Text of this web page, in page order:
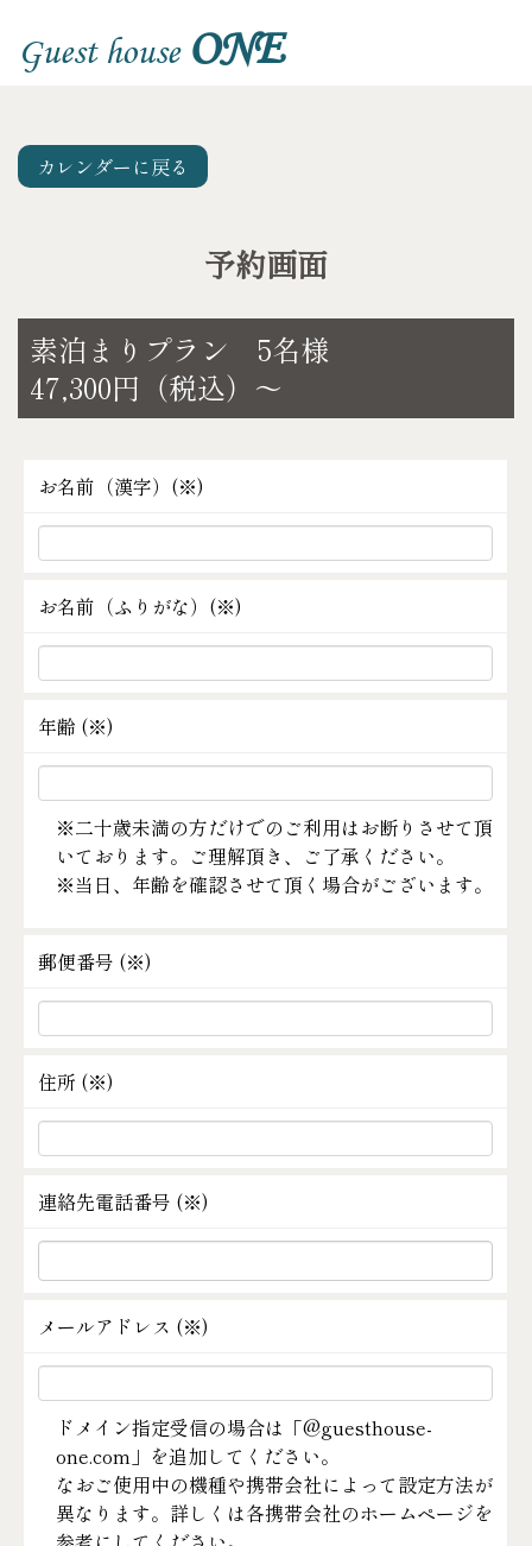
Guest house ONE
カレンダーに戻る
予約画面
素泊まりプラン 5名様
47,300円（税込）～
お名前（漢字）(※)
お名前（ふりがな）(※)
年齢 (※)
※二十歳未満の方だけでのご利用はお断りさせて頂
いております。ご理解頂き、ご了承ください。
※当日、年齢を確認させて頂く場合がございます。
郵便番号 (※)
住所 (※)
連絡先電話番号 (※)
メールアドレス (※)
ドメイン指定受信の場合は「@guesthouse-
one.com」を追加してください。
なおご使用中の機種や携帯会社によって設定方法が
異なります。詳しくは各携帯会社のホームページを